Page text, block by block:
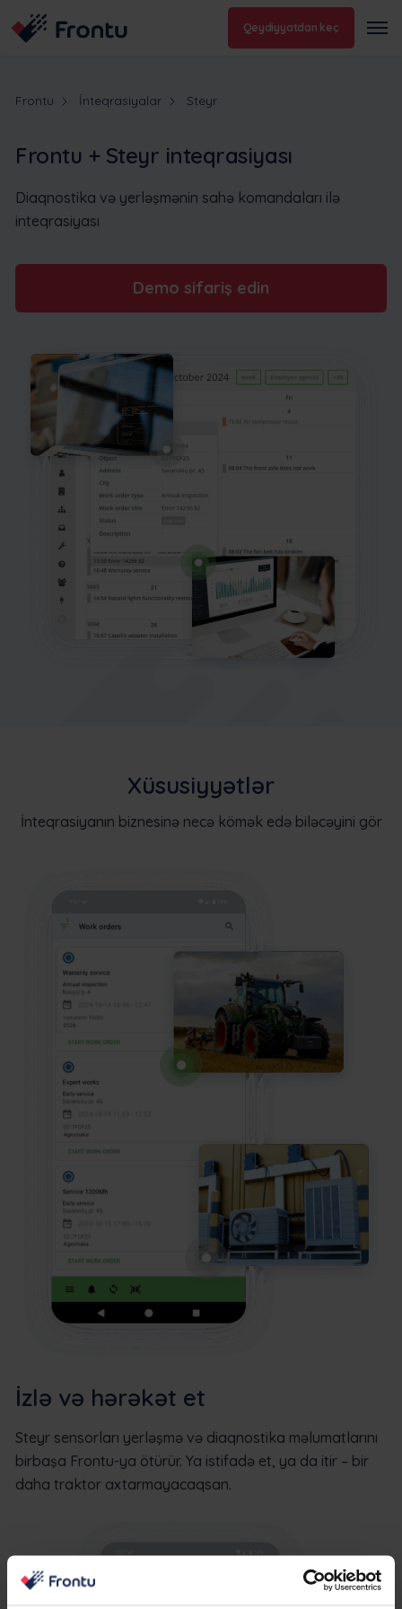
Qeydiyyatdan keç
Frontu İnteqrasiyalar Steyr
Frontu + Steyr inteqrasiyası
Diaqnostika və yerləşmənin sahə komandaları ilə
inteqrasiyası
Demo sifariş edin
Xüsusiyyətlər
İnteqrasiyanın biznesinə necə kömək edə biləcəyini gör
İzlə və hərəkət et
Steyr sensorları yerləşmə və diaqnostika məlumatlarını
birbaşa Frontu-ya ötürür. Ya istifadə et, ya da itir – bir
daha traktor axtarmayacaqsan.